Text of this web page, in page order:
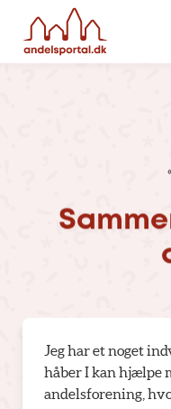
«
Jeg har et noget
håber I kan hjælpe
andelsforening,